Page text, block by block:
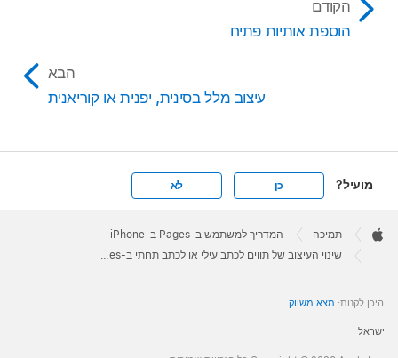
הקודם
הוספת אותיות פתיח
הבא
עיצוב מלל בסינית, יפנית או קוריאנית
מועיל? כן לא
Footer

Apple
תמיכה
המדריך למשתמש ב-Pages ב-iPhone
שינוי העיצוב של תווים לכתב עילי או לכתב תחתי ב‑Pages ב‑iPhone
היכן לקנות: מצא משווק
ישראל